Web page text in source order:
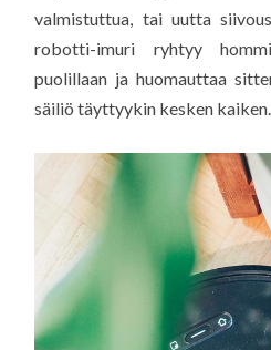
valmistuttua, tai uutta
robotti-imuri ryhtyy
puolillaan ja huomauttaa
säiliö täyttyykin kesken kaiken.